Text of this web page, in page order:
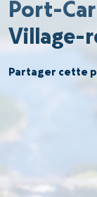
Port-
Village-
Partager cette